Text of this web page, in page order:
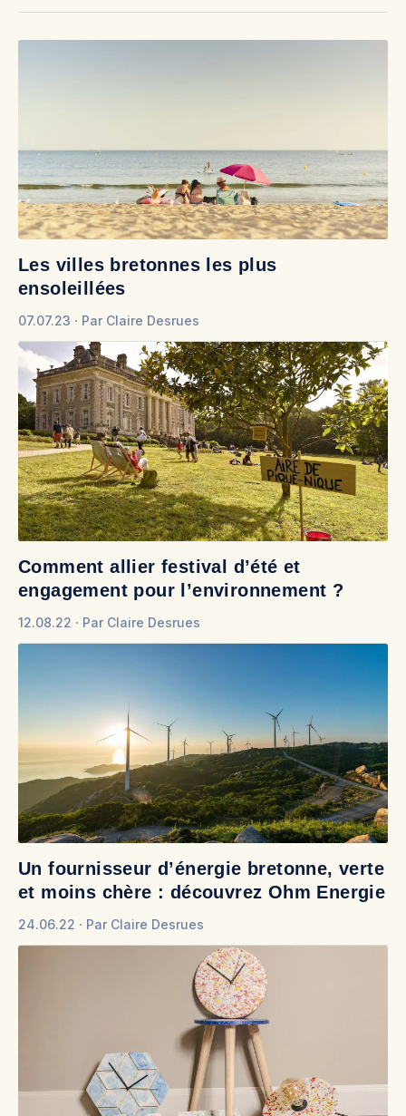
Les villes bretonnes les plus
ensoleillées
07.07.23 Par Claire Desrues
Comment allier festival d’été et
engagement pour l’environnement ?
12.08.22 Par Claire Desrues
Un fournisseur d’énergie bretonne, verte
et moins chère : découvrez Ohm Energie
24.06.22 Par Claire Desrues